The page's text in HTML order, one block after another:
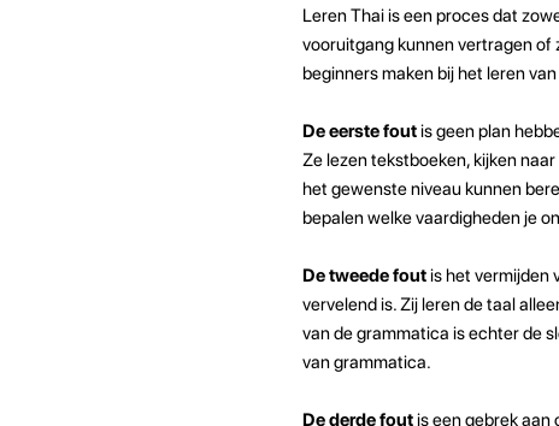
Leren Thai is een proces dat
vooruitgang kunnen vertragen of
beginners maken bij het leren
De eerste foutis geen plan
Ze lezen tekstboeken, kijken
het gewenste niveau kunnen
bepalen welke vaardigheden je
De tweede foutis het vermijden
vervelend is. Zij leren de taal
van de grammatica is echter de
van grammatica.
De derde foutis een gebrek aan